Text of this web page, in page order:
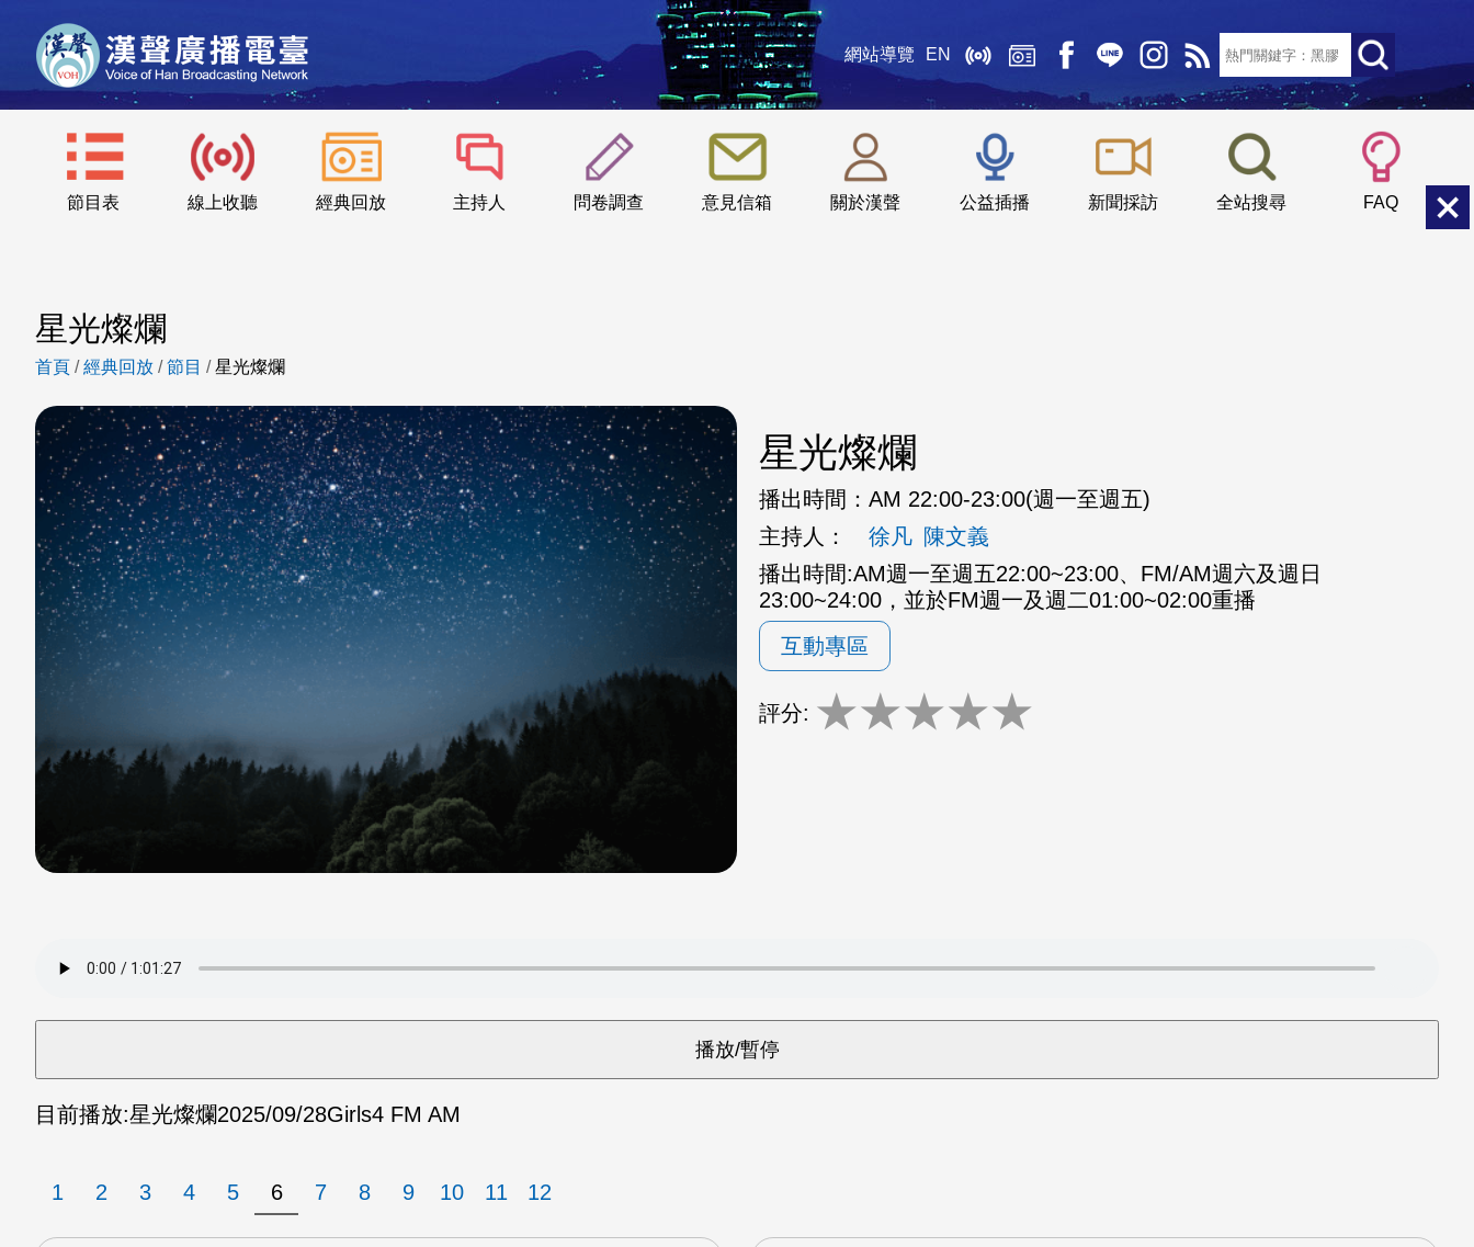
網站導覽 EN
節目表 線上收聽 經典回放 主持人 問卷調查 意見信箱 關於漢聲 公益插播 新聞採訪 全站搜尋 FAQ
::: 小 中
星光燦爛
首頁 /經典回放 /節目 /星光燦爛
星光燦爛
播出時間： AM 22:00-23:00(週一至週五)
主持人：
徐凡 陳文義
播出時間:AM週一至週五22:00~23:00、FM/AM週六及週日
23:00~24:00，並於FM週一及週二01:00~02:00重播
互動專區
評分: ★★★★★
目前播放:星光燦爛2025/09/28Girls4 FM AM
1 2 3 4 5 6 7 8 9 10 11 12